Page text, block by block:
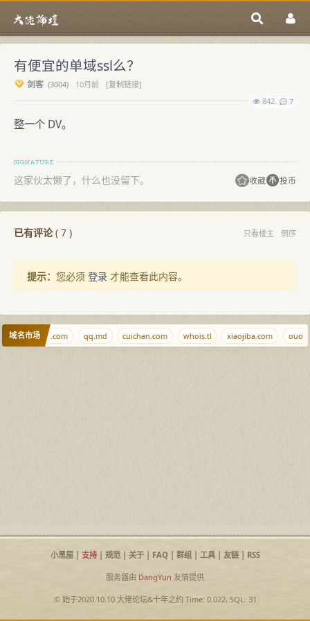
有便宜的单域ssl么？
剑客 (3004) 10月前
[复制链接]
842
7
整一个 DV。
这家伙太懒了，什么也没留下。 收藏 投币
已有评论( 7 ) 只看楼主 倒序
提示： 您必须 登录 才能查看此内容。
域名市场hhwh.com qq.md cuichan.com whois.tl xiaojiba.com
小黑屋| 支持| 规范| 关于| FAQ| 群组| 工具| 友链| RSS
服务器由 DangYun 友情提供
© 始于2020.10.10 大佬论坛&十年之约Time: 0.022, SQL: 31